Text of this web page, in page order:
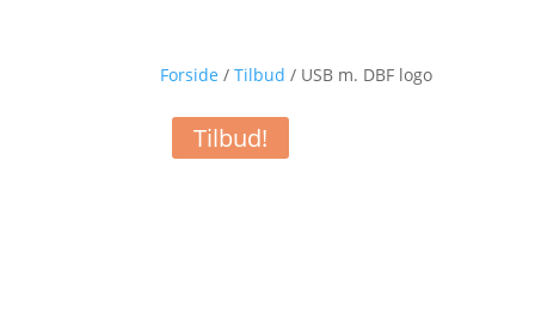
Forside /Tilbud / USB m. DBF logo
Tilbud!